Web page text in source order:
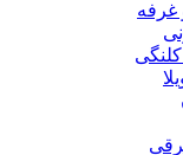
غرفه